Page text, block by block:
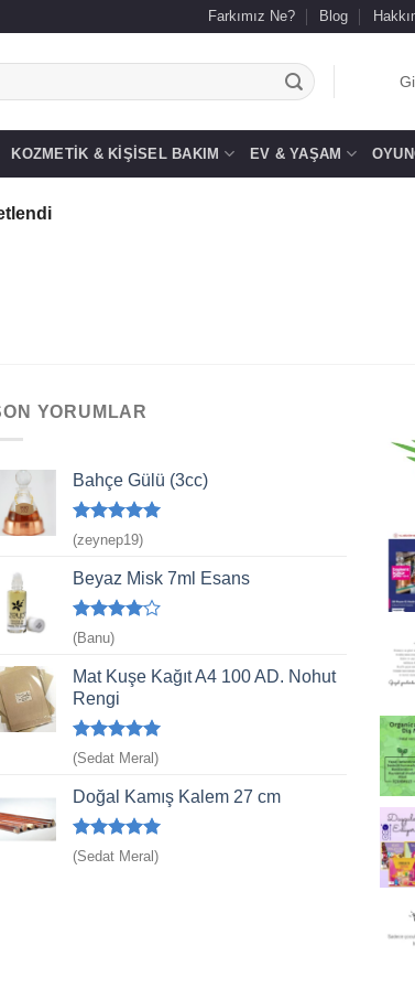
Farkımız Ne? Blog
KOZMETIK & KIŞISEL BAKIM EV & YAŞAM
YORUMLAR
Bahçe Gülü (3cc)
5 üzerinden
5
oy aldı
(zeynep19)
Beyaz Misk 7ml Esans
5
üzerinden
4 oy aldı
(Banu)
Mat Kuşe Kağıt A4 100 AD. Nohut
Rengi
5 üzerinden
5
(Sedat Meral)
Doğal Kamış Kalem 27 cm
5 üzerinden
5
(Sedat Meral)